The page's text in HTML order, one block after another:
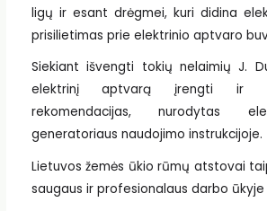
ligų ir esant drėgmei, kuri didina
prisilietimas prie elektrinio aptvaro
Siekiant išvengti tokių nelaimių J.
elektrinį aptvarą įrengti ir
rekomendacijas, nurodytas
generatoriaus naudojimo instrukcijoje.
Lietuvos žemės ūkio rūmų atstovai
saugaus ir profesionalaus darbo ūkyje